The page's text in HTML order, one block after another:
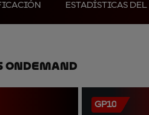
ESTADÍSTICAS
GP10